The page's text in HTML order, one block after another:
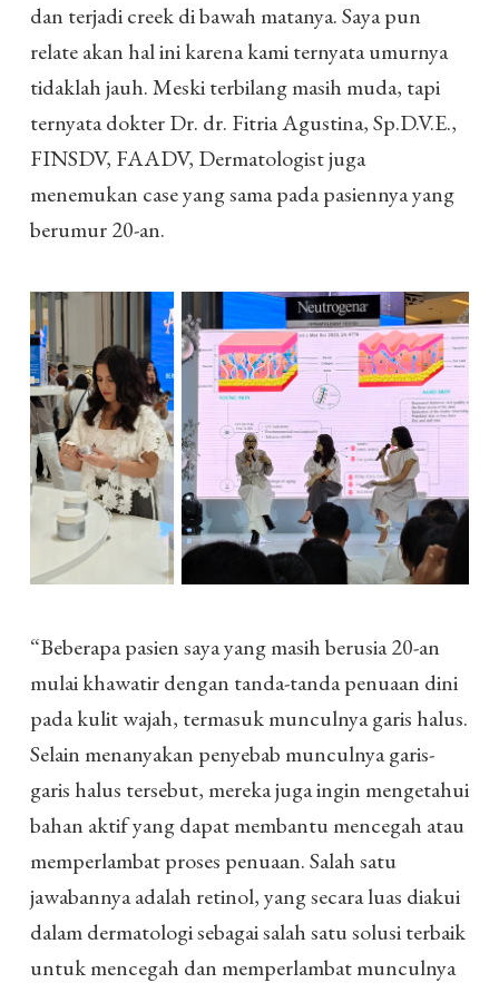
dan terjadi creek di bawah matanya. Saya pun
relate akan hal ini karena kami ternyata umurnya
tidaklah jauh. Meski terbilang masih muda, tapi
ternyata dokter Dr. dr. Fitria Agustina, Sp.D.V.E.,
FINSDV, FAADV, Dermatologist juga
menemukan case yang sama pada pasiennya yang
berumur 20-an.
“Beberapa pasien saya yang masih berusia 20-an
mulai khawatir dengan tanda-tanda penuaan dini
pada kulit wajah, termasuk munculnya garis halus.
Selain menanyakan penyebab munculnya garis-
garis halus tersebut, mereka juga ingin mengetahui
bahan aktif yang dapat membantu mencegah atau
memperlambat proses penuaan. Salah satu
jawabannya adalah retinol, yang secara luas diakui
dalam dermatologi sebagai salah satu solusi terbaik
untuk mencegah dan memperlambat munculnya